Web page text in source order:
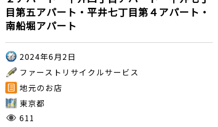
目第五アパート・平井七丁目第４アパート・
南船堀アパート
2024年6月2日
ファーストリサイクルサービス
地元のお店
東京都
611